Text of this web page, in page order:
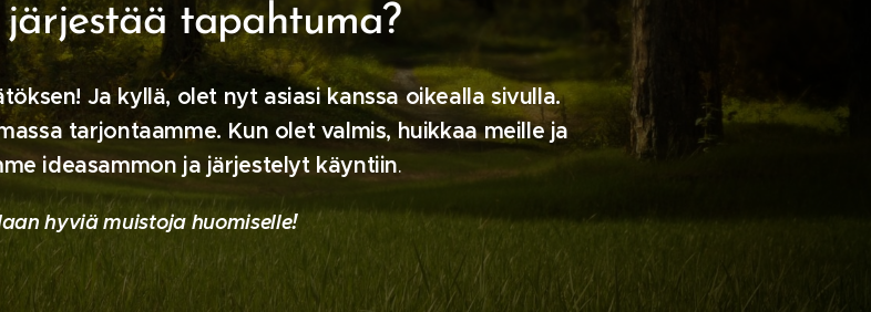
järjestää tapahtuma?
Ja kyllä, olet nyt asiasi kanssa oikealla sivulla.
tarjontaamme. Kun olet valmis, huikkaa meille ja
ideasammon ja järjestelyt käyntiin.
hyviä muistoja huomiselle!